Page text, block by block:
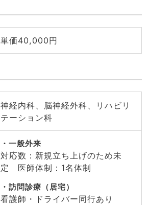
単価40,000円
神経内科、脳神経外科、リハビリ
テーション科
一般外来
対応数：新規立ち上げのため未
定 医師体制：1名体制
訪問診療（居宅）
看護師・ドライバー同行あり